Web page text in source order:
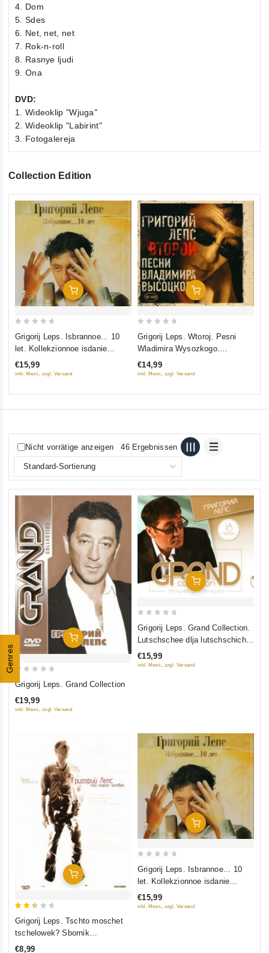
Genres
4. Dom
5. Sdes
6. Net, net, net
7. Rok-n-roll
8. Rasnye ljudi
9. Ona
DVD:
1. Wideoklip "Wjuga"
2. Wideoklip "Labirint"
3. Fotogalereja
Collection Edition
In Den Warenkorb
out
5
Grigorij Leps. Isbrannoe... 10
let. Kollekzionnoe isdanie
(Geschenkausgabe) (2 CD)
€15,99
inkl. Mwst., zzgl. Versand
In Den Warenkorb
out
5
Grigorij Leps. Wtoroj. Pesni
Wladimira Wysozkogo.
Kollekzionnoe isdanie
(Geschenkausgabe) (CD+DVD)
€14,99
inkl. Mwst., zzgl. Versand
Nicht vorrätige anzeigen 46 Ergebnissen
In Den Warenkorb
out
of
Grigorij Leps. Grand Collection
€19,99
inkl. Mwst., zzgl. Versand
In Den Warenkorb
out
5
Grigorij Leps. Grand Collection.
Lutschschee dlja lutschschich
(2014)
€15,99
inkl. Mwst., zzgl. Versand
In Den Warenkorb
out
Grigorij Leps. Tschto moschet
tschelowek? Sbornik
wideoklipow
€8,99
In Den Warenkorb
out
5
Grigorij Leps. Isbrannoe... 10
let. Kollekzionnoe isdanie
(Geschenkausgabe) (2 CD)
€15,99
inkl. Mwst., zzgl. Versand